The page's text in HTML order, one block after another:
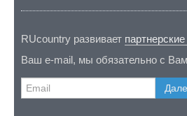
RUcountry развивает
Ваш e-mail, мы обязательно с